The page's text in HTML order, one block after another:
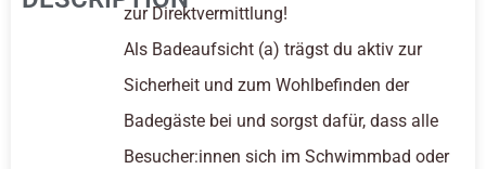
zur Direktvermittlung!
Als Badeaufsicht (a) trägst du aktiv zur
Sicherheit und zum Wohlbefinden der
Badegäste bei und sorgst dafür, dass alle
Besucher:innen sich im Schwimmbad oder